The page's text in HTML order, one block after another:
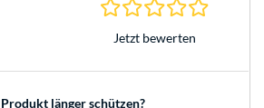
Jetzt bewerten
Produkt länger schützen?